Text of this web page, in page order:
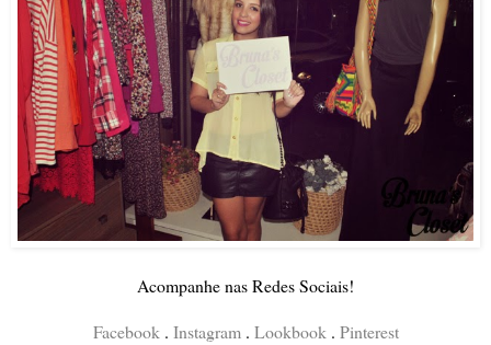
Acompanhe nas Redes Sociais!
Facebook. Instagram. Lookbook. Pinterest